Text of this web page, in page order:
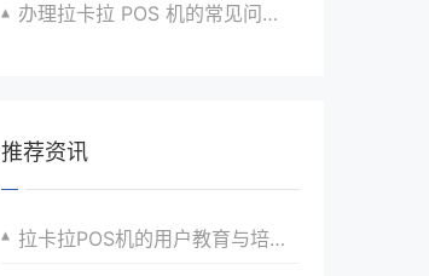
办理拉卡拉 POS 机的常见问题及解决办法汇总
推荐资讯
拉卡拉POS机的用户教育与培训策略